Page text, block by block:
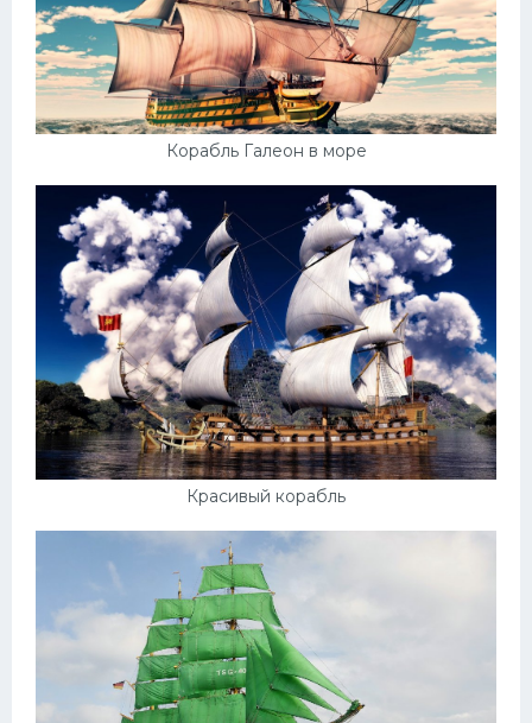
Корабль Галеон в море
Красивый корабль